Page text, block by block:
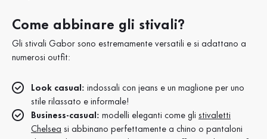
Come abbinare gli stivali?
Gli stivali Gabor sono estremamente versatili e si adattano a
numerosi outfit:
Look casual: indossali con jeans e un maglione per uno
stile rilassato e informale!
Business-casual: modelli eleganti come gli stivaletti
Chelsea si abbinano perfettamente a chino o pantaloni